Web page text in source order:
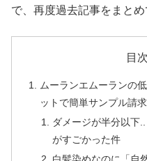
で、再度過去記事をまとめ
目次
ムーランエムーランの
ットで簡単サンプル請求
ダメージが半分以下
がすごかった件
白髪染めなのに「自